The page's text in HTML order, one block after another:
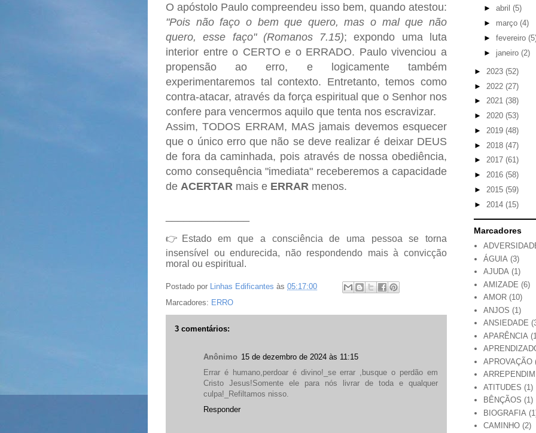
O apóstolo Paulo compreendeu isso bem, quando atestou:
"Pois não faço o bem que quero, mas o mal que não
quero, esse faço" (Romanos 7.15); expondo uma luta
interior entre o CERTO e o ERRADO. Paulo vivenciou a
propensão ao erro, e logicamente também
experimentaremos tal contexto. Entretanto, temos como
contra-atacar, através da força espiritual que o Senhor nos
confere para vencermos aquilo que tenta nos escravizar.
Assim, TODOS ERRAM, MAS jamais devemos esquecer
que o único erro que não se deve realizar é deixar DEUS
de fora da caminhada, pois através de nossa obediência,
como consequência "imediata" receberemos a capacidade
de ACERTAR mais e ERRAR menos.
👉 Estado em que a consciência de uma pessoa se torna
insensível ou endurecida, não respondendo mais à convicção
moral ou espiritual.
Postado por Linhas Edificantes às 05:17:00
Marcadores: ERRO
3 comentários:
Anônimo 15 de dezembro de 2024 às 11:15
Errar é humano,perdoar é divino!_se errar ,busque o perdão em
Cristo Jesus!Somente ele para nós livrar de toda e qualquer
culpa!_Refiltamos nisso.
Responder
► abril (5)
► março (4)
► fevereiro
► janeiro (2)
► 2023 (52)
► 2022 (27)
► 2021 (38)
► 2020 (53)
► 2019 (48)
► 2018 (47)
► 2017 (61)
► 2016 (58)
► 2015 (59)
► 2014 (15)
Marcadores
ÁGUIA (3)
AJUDA (1)
AMIZADE (6)
AMOR (10)
ANJOS (1)
ANSIEDADE
APARÊNCIA
APROVAÇÃO
ATITUDES (1)
BÊNÇÃOS (1)
BIOGRAFIA
CAMINHO (2)